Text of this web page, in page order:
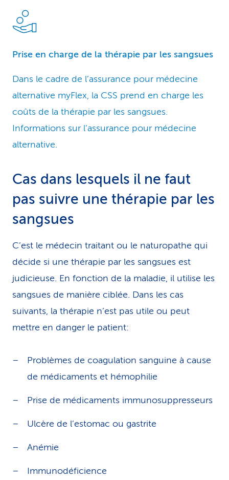
Prise en charge de la thérapie par les sangsues
Dans le cadre de l’assurance pour médecine
alternative myFlex, la CSS prend en charge les
coûts de la thérapie par les sangsues.
Informations sur l’assurance pour médecine
alternative.
Cas dans lesquels il ne faut
pas suivre une thérapie par les
sangsues
C’est le médecin traitant ou le naturopathe qui
décide si une thérapie par les sangsues est
judicieuse. En fonction de la maladie, il utilise les
sangsues de manière ciblée. Dans les cas
suivants, la thérapie n’est pas utile ou peut
mettre en danger le patient:
Problèmes de coagulation sanguine à cause
de médicaments et hémophilie
Prise de médicaments immunosuppresseurs
Ulcère de l’estomac ou gastrite
Anémie
Immunodéficience